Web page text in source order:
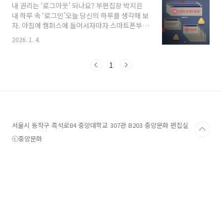
그렇게 말하고 있지 않다. 근데 언제부터 이런 단
순한 숫자로 나 자신의 존재를 증명하게 되었을
까? 우리에게 SNS상의 좋아요는 단순한 클릭이
아니다. SNS 속 보이는 반응이 많으면 사회적으
내 권리는 ‘로그아웃’ 되나요? 부편집장 박지은
내 하루 속 ‘로그인’오늘 당신의 하루를 생각해 보
자. 아침에 캠퍼스에 들어서자마자 스마트폰부터
찾는다. 중앙더하기 앱을 켜고, 단톡방에서 점심
약속을 잡고, 과제 파일은 클라우드에 올려 두고,
은 더 이상 도구가 아니라 우리의 두 번째 뇌이자
두 번째 뇌, 즉 스마트폰의 유심 정보가 통째로 유
출되었다면? 내 동선뿐 아니라 통화 기록, 결제
정보가 낯선 누군가의 손에 넘..
2026. 1. 4.
1
서울시 동작구 흑석로84 중앙대학교 307관 B203 중앙문화 편집실
ⓒ중앙문화